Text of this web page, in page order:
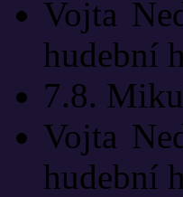
Vojta
hudební
7.8.
Vojta
hudební